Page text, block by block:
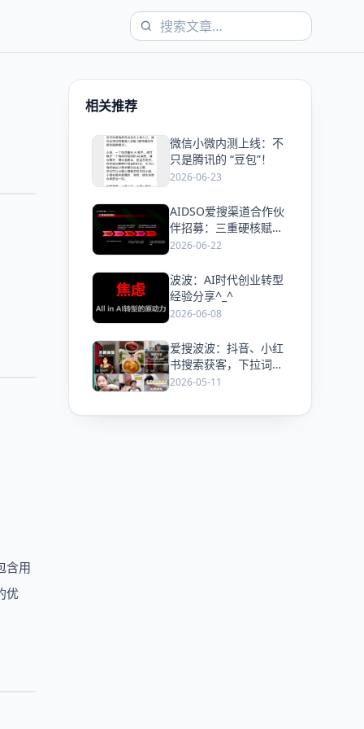
含用
优
相关推荐
爱
微信小微内测上线：不
只是腾讯的 “豆包”！
2026-06-23
爱
AIDSO爱搜渠道合作伙
伴招募：三重硬核赋
能，抢占AI GEO高利润
2026-06-22
波波：AI时代创业转型
经验分享^_^
2026-06-08
爱
爱搜波波：抖音、小红
书搜索获客，下拉词优
化细节详解（建议收
2026-05-11